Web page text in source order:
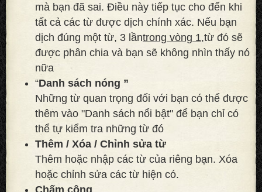
mà bạn đã sai. Điều này tiếp tục cho đến khi
tất cả các từ được dịch chính xác. Nếu bạn
dịch đúng một từ, 3 lầntrong vòng 1,từ đó sẽ
được phân chia và bạn sẽ không nhìn thấy nó
nữa
“Danh sách nóng ”
Những từ quan trọng đối với bạn có thể được
thêm vào "Danh sách nổi bật" để bạn chỉ có
thể tự kiểm tra những từ đó
Thêm / Xóa / Chỉnh sửa từ
Thêm hoặc nhập các từ của riêng bạn. Xóa
hoặc chỉnh sửa các từ hiện có.
Chấm công